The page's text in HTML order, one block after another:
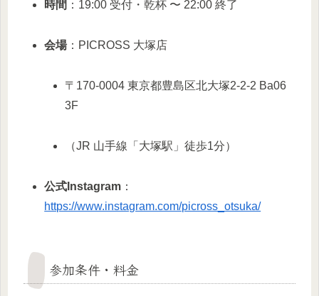
時間 ：19:00 受付・乾杯 〜 22:00 終了
会場：PICROSS 大塚店
〒170-0004 東京都豊島区北大塚2-2-2 Ba06
3F
（JR 山手線「大塚駅」徒歩1分）
公式Instagram ：
https://www.instagram.com/picross_otsuka/
参加条件・料金